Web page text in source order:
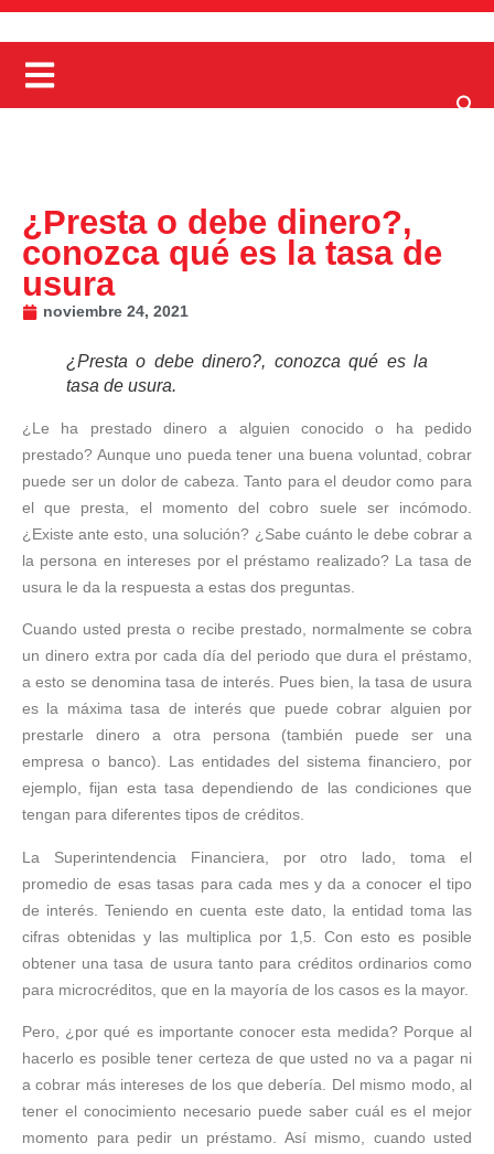
¿Presta o debe dinero?,
conozca qué es la tasa de
usura
noviembre 24, 2021
¿Presta o debe dinero?, conozca qué es la
tasa de usura.
¿Le ha prestado dinero a alguien conocido o ha pedido
prestado? Aunque uno pueda tener una buena voluntad, cobrar
puede ser un dolor de cabeza. Tanto para el deudor como para
el que presta, el momento del cobro suele ser incómodo.
¿Existe ante esto, una solución? ¿Sabe cuánto le debe cobrar a
la persona en intereses por el préstamo realizado? La tasa de
usura le da la respuesta a estas dos preguntas.
Cuando usted presta o recibe prestado, normalmente se cobra
un dinero extra por cada día del periodo que dura el préstamo,
a esto se denomina tasa de interés. Pues bien, la tasa de usura
es la máxima tasa de interés que puede cobrar alguien por
prestarle dinero a otra persona (también puede ser una
empresa o banco). Las entidades del sistema financiero, por
ejemplo, fijan esta tasa dependiendo de las condiciones que
tengan para diferentes tipos de créditos.
La Superintendencia Financiera, por otro lado, toma el
promedio de esas tasas para cada mes y da a conocer el tipo
de interés. Teniendo en cuenta este dato, la entidad toma las
cifras obtenidas y las multiplica por 1,5. Con esto es posible
obtener una tasa de usura tanto para créditos ordinarios como
para microcréditos, que en la mayoría de los casos es la mayor.
Pero, ¿por qué es importante conocer esta medida? Porque al
hacerlo es posible tener certeza de que usted no va a pagar ni
a cobrar más intereses de los que debería. Del mismo modo, al
tener el conocimiento necesario puede saber cuál es el mejor
momento para pedir un préstamo. Así mismo, cuando usted